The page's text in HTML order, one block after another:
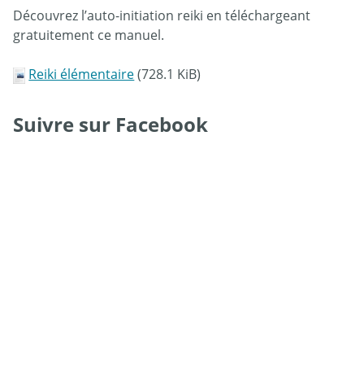
Découvrez l’auto-initiation reiki en téléchargeant
gratuitement ce manuel.
Reiki élémentaire(728.1 KiB)
Suivre sur Facebook